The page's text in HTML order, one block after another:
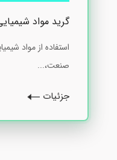
گرید مواد شیمیایی
استفاده از مواد
صنعت،...
جزئیات